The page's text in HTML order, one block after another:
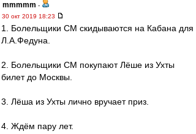
mmmmm -
30 окт 2019 18:23
1. Болельщики СМ скидываются на Кабана для
Л.А.Федуна.
2. Болельщики СМ покупают Лёше из Ухты
билет до Москвы.
3. Лёша из Ухты лично вручает приз.
4. Ждём пару лет.